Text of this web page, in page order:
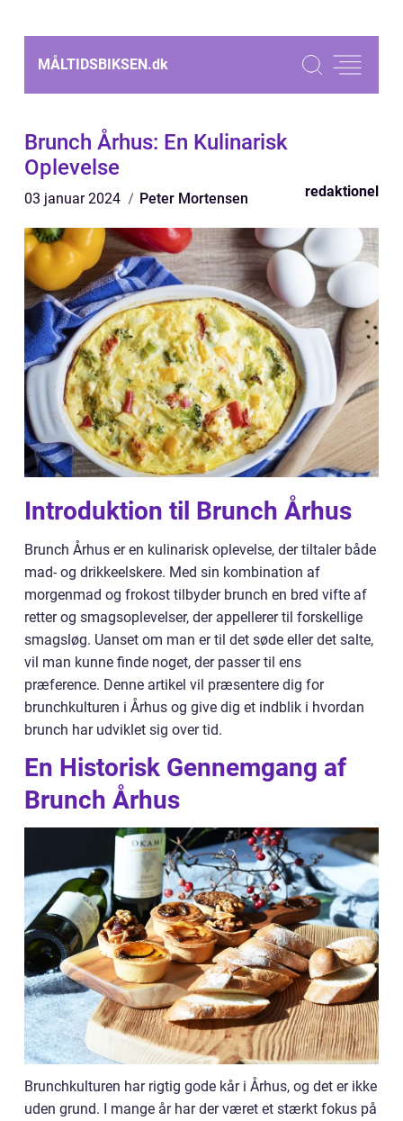
MÅLTIDSBIKSEN.dk
Brunch Århus: En Kulinarisk
Oplevelse
03 januar 2024 Peter Mortensen redaktionel
Introduktion til Brunch Århus
Brunch Århus er en kulinarisk oplevelse, der tiltaler både
mad- og drikkeelskere. Med sin kombination af
morgenmad og frokost tilbyder brunch en bred vifte af
retter og smagsoplevelser, der appellerer til forskellige
smagsløg. Uanset om man er til det søde eller det salte,
vil man kunne finde noget, der passer til ens
præference. Denne artikel vil præsentere dig for
brunchkulturen i Århus og give dig et indblik i hvordan
brunch har udviklet sig over tid.
En Historisk Gennemgang af
Brunch Århus
Brunchkulturen har rigtig gode kår i Århus, og det er ikke
uden grund. I mange år har der været et stærkt fokus på